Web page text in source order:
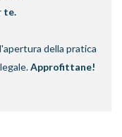
te.
della pratica
Approfittane!